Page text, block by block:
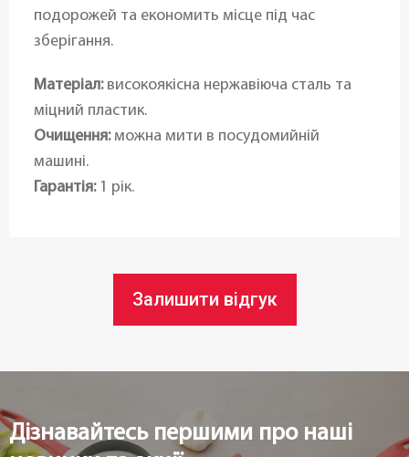
подорожей та економить місце під час
зберігання.
Матеріал: високоякісна нержавіюча сталь та
міцний пластик.
Очищення:можна мити в посудомийній
машині.
Гарантія:1 рік.
Залишити відгук
Дізнавайтесь першими про наші